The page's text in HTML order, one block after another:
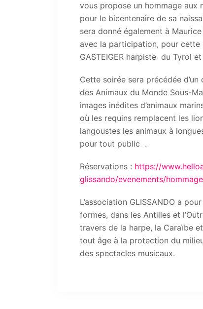
vous propose un hommage aux
pour le bicentenaire de sa
sera donné également à
avec la participation, pour cette
GASTEIGER harpiste du Tyrol
Cette soirée sera précédée
des Animaux du Monde Sous-
images inédites d’animaux
où les requins remplacent les
langoustes les animaux à
pour tout public .
Réservations : https://
glissando/evenements/
L’association GLISSANDO a
formes, dans les Antilles et
travers de la harpe, la Caraïbe
tout âge à la protection du
des spectacles musicaux.